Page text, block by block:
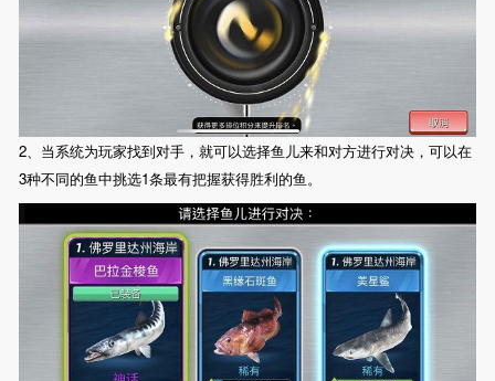
2、当系统为玩家找到对手，就可以选择鱼儿来和对方进行对决，可以在
3种不同的鱼中挑选1条最有把握获得胜利的鱼。